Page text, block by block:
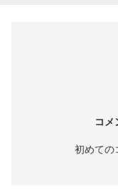
コメ
初めての